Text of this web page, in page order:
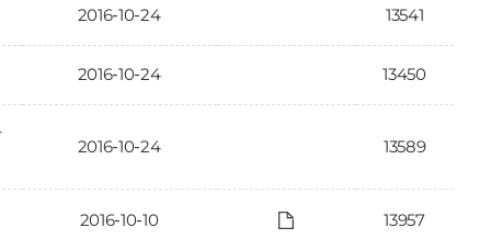
2016-10-24 13541
2016-10-24 13450
2016-10-24 13589
2016-10-10 13957